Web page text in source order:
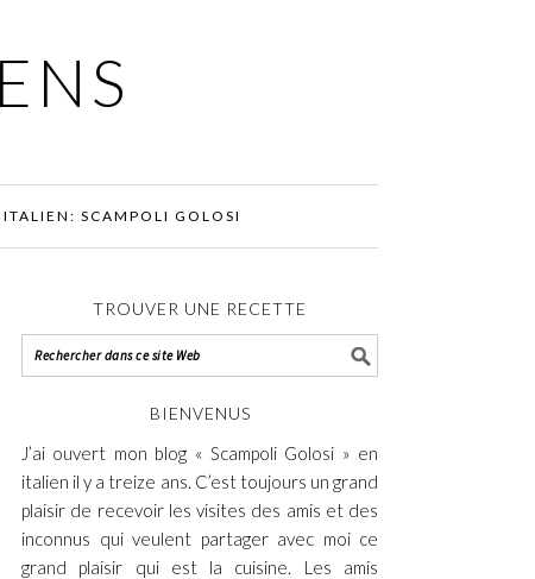
SCAMPOLI GOLOSI
TROUVER UNE RECETTE
BIENVENUS
J’ai ouvert mon blog « Scampoli Golosi » en
italien il y a treize ans. C’est toujours un grand
plaisir de recevoir les visites des amis et des
inconnus qui veulent partager avec moi ce
grand plaisir qui est la cuisine. Les amis